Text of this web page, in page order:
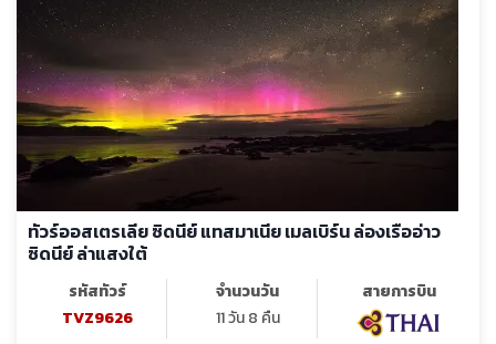
ทัวร์ออสเตรเลีย ซิดนีย์ แทสมาเนีย เมลเบิร์น ล่องเรืออ่าว
ซิดนีย์ ล่าแสงใต้
รหัสทัวร์
TVZ9626
จำนวนวัน
11 วัน 8 คืน
สายการบิน